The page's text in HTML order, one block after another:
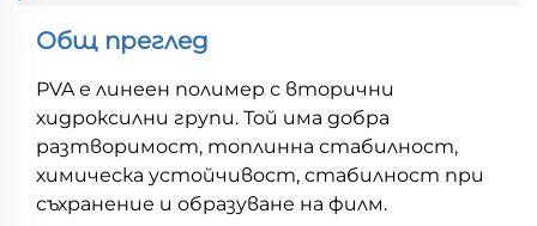
Общ преглед
PVA е линеен полимер с вторични
хидроксилни групи. Той има добра
разтворимост, топлинна стабилност,
химическа устойчивост, стабилност при
съхранение и образуване на филм.